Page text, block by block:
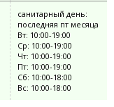
санитарный день:
последняя пт месяца
Вт: 10:00-19:00
Ср: 10:00-19:00
Чт: 10:00-19:00
Пт: 10:00-19:00
Сб: 10:00-18:00
Вс: 10:00-18:00